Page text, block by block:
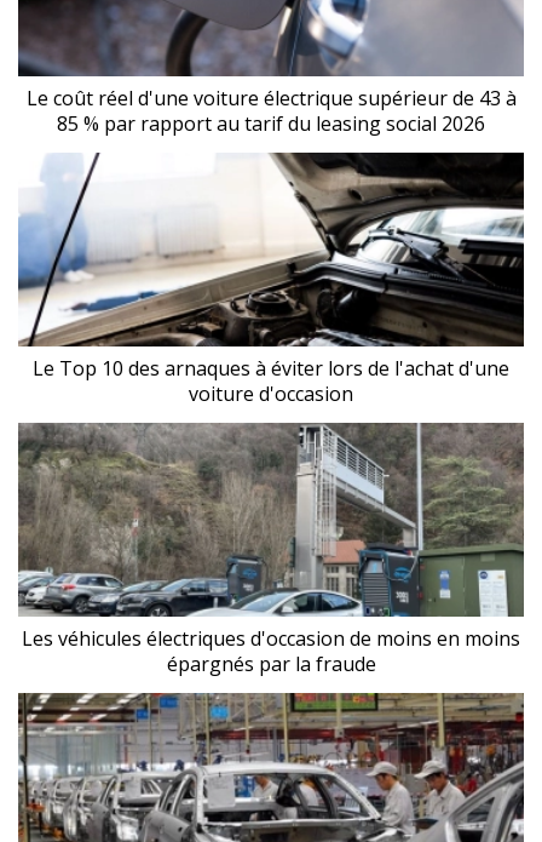
Le coût réel d'une voiture électrique supérieur de 43 à
85 % par rapport au tarif du leasing social 2026
Le Top 10 des arnaques à éviter lors de l'achat d'une
voiture d'occasion
Les véhicules électriques d'occasion de moins en moins
épargnés par la fraude